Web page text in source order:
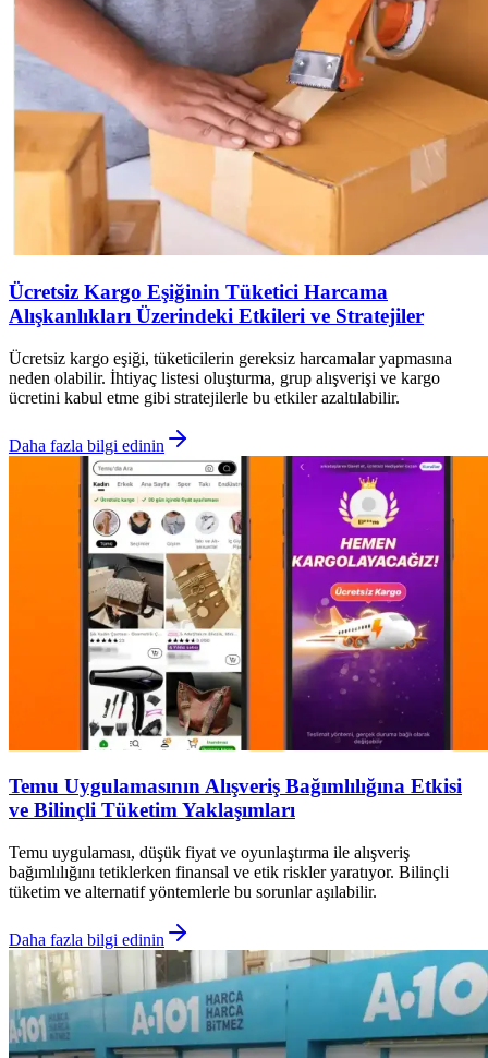
Ücretsiz Kargo Eşiğinin Tüketici Harcama
Alışkanlıkları Üzerindeki Etkileri ve Stratejiler
Ücretsiz kargo eşiği, tüketicilerin gereksiz harcamalar yapmasına
neden olabilir. İhtiyaç listesi oluşturma, grup alışverişi ve kargo
ücretini kabul etme gibi stratejilerle bu etkiler azaltılabilir.
Daha fazla bilgi edinin
Temu Uygulamasının Alışveriş Bağımlılığına Etkisi
ve Bilinçli Tüketim Yaklaşımları
Temu uygulaması, düşük fiyat ve oyunlaştırma ile alışveriş
bağımlılığını tetiklerken finansal ve etik riskler yaratıyor. Bilinçli
tüketim ve alternatif yöntemlerle bu sorunlar aşılabilir.
Daha fazla bilgi edinin